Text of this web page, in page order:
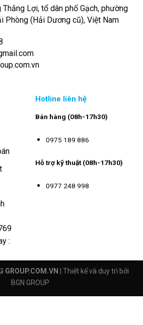
Lợi, tổ dân phố Gạch, phường
Phòng (Hải Dương cũ), Việt Nam
Hotline liên hệ
Bán hàng (08h-17h30)
0975 189 886
Hỗ trợ kỹ thuật (08h-17h30)
0977 248 998
:
GROUP.COM.VN
| Thiết kế và duy trì bởi
BGN GROUP